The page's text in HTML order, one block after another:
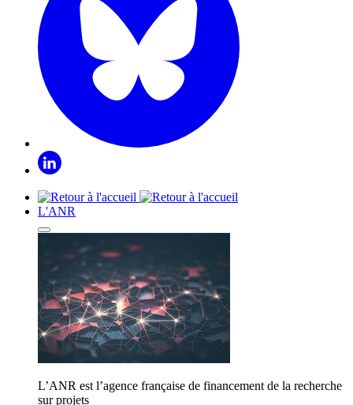
L'ANR
L’ANR est l’agence française de financement de la recherche
sur projets